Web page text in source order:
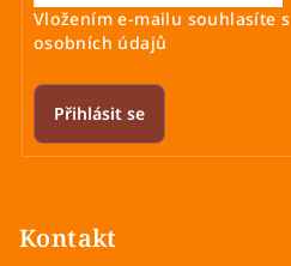
Vložením e-mailu souhlasíte s
osobních údajů
Přihlásit se
Kontakt